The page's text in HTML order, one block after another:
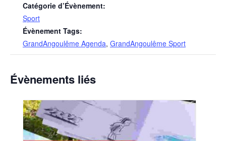
Catégorie d’Évènement:
Sport
Évènement Tags:
GrandAngoulême Agenda, GrandAngoulême Sport
Évènements liés